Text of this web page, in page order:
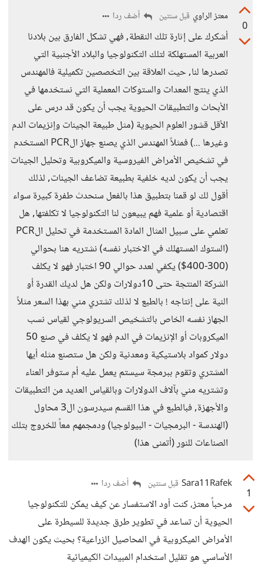
0
معتز الراوي قبل سنتين أضف ردا
أشكرك على إثارة تلك النقطة, فهي تشكل الفارق بين بلادنا
العربية المستهلكة لتلك التكنولوجيا والبلاد الأجنبية التي
تصدرها لنا, حيث العلاقة بين التخصصين تكميلية فالمهندس
الذي ينتج المعدات والستوكات المعملية التي نستخدمها في
الأبحاث والتطبيقات الحيوية يجب أن يكون قد درس على
الأقل قشور العلوم الحيوية (مثل طبيعة الجينات وإنزيمات الدم
وغيرها ...) فمثلاً المهندس الذي يصنع جهاز الPCR المستخدم
في تشخيص الأمراض الفيروسية والميكروبية وتحليل الجينات
يجب أن يكون لديه خلفية بطبيعة تضاعف الجينات, لذلك
أقول لك لو قمنا بتطبيق هذا بالفعل سنحدث طفرة كبيرة سواء
اقتصادية أو علمية فهم يبيعون لنا التكنولوجيا لا تكلفتها, هل
تعلمي على سبيل المثال المادة المستخدمة في تحليل الPCR
(الستوك المستهلك في الاختبار نفسه) نشتريه هنا بحوالي
(300-400$) يكفي لعدد حوالي 90 اختبار فهو لا يكلف
الشركة المنتجة حتى 10دولارات ولكن هل لديك القدرة أو
النية على إنتاجه ! بالطبع لا لذلك تشتري مني بهذا السعر مثلاً
الجهاز نفسه الخاص بالتشخيص السريولوجي لقياس نسب
الميكروبات أو الإنزيمات في الدم فهو لا يكلف في صنع 50
دولار كمواد بلاستيكية ومعدنية ولكن هل ستصنع مثله أيها
المشتري وتقوم ببرمجة سيستم يعمل عليه أم ستوفر العناء
وتشتريه مني بآلاف الدولارات وبالقياس العديد من التطبيقات
والأجهزة, فبالطبع في هذا القسم سيدرسون ال3 محاول
(الهندسة - البرمجيات - البيولوجيا) ودمجمهم معاً للخروج بتلك
الصناعات للنور (أتمنى هذا)
1
Sara11Rafek قبل سنتين أضف ردا
مرحباً معتز، كنت أود الاستفسار عن كيف يمكن للتكنولوجيا
الحيوية أن تساعد في تطوير طرق جديدة للسيطرة على
الأمراض الميكروبية في المحاصيل الزراعية؟ بحيث يكون الهدف
الأساسي هو تقليل استخدام المبيدات الكيميائية